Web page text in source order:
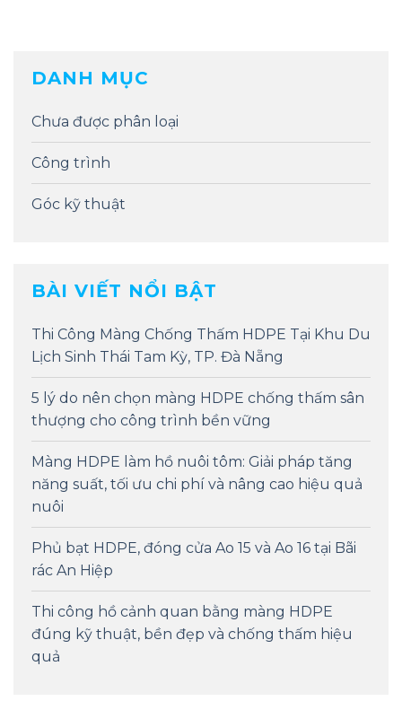
DANH MỤC
Chưa được phân loại
Công trình
Góc kỹ thuật
BÀI VIẾT NỔI BẬT
Thi Công Màng Chống Thấm HDPE Tại Khu Du
Lịch Sinh Thái Tam Kỳ, TP. Đà Nẵng
5 lý do nên chọn màng HDPE chống thấm sân
thượng cho công trình bền vững
Màng HDPE làm hồ nuôi tôm: Giải pháp tăng
năng suất, tối ưu chi phí và nâng cao hiệu quả
nuôi
Phủ bạt HDPE, đóng cửa Ao 15 và Ao 16 tại Bãi
rác An Hiệp
Thi công hồ cảnh quan bằng màng HDPE
đúng kỹ thuật, bền đẹp và chống thấm hiệu
quả